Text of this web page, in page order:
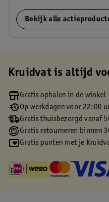
Bekijk alle
Kruidvat is altijd
Gratis ophalen in de winkel
Op werkdagen voor 22:00
Gratis thuisbezorgd vanaf
Gratis retourneren binnen
Gratis punten met je